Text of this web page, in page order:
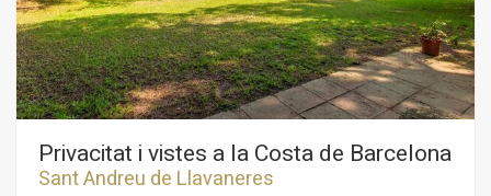
annex compost de dormitori, bany complet, cuina i saló.
També destaca la piscina interior i jardí molt cuidat amb
arbres, palmeres i fins i tot un putt de golf tot aixo ressaltat
amb preciosa il·luminació nocturna.
Privacitat i vistes a la Costa de Barcelona
Sant Andreu de Llavaneres